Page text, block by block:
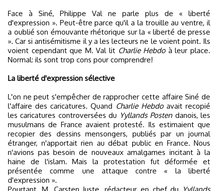
Face à Siné, Philippe Val ne parle plus de « liberté
d'expression ». Peut-être parce qu'il a la trouille au ventre, il
a oublié son émouvante rhétorique sur la « liberté de presse
». Car si antisémitisme il y a les lecteurs ne le voient point. Ils
voient cependant que M. Val lit Charlie Hebdoà leur place.
Normal: ils sont trop cons pour comprendre!
La liberté d'expression sélective
L'on ne peut s'empêcher de rapprocher cette affaire Siné de
l'affaire des caricatures. Quand Charlie Hebdoavait recopié
les caricatures controversées du Yyllands Posten danois, les
musulmans de France avaient protesté. Ils estimaient que
recopier des dessins mensongers, publiés par un journal
étranger, n'apportait rien au débat public en France. Nous
n'avions pas besoin de nouveaux amalgames incitant à la
haine de l'islam. Mais la protestation fut déformée et
présentée comme une attaque contre « la liberté
d'expression ».